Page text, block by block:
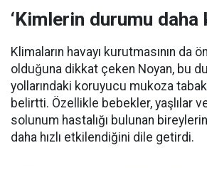
‘Kimlerin durumu daha
Klimaların havayı kurutmasının da
olduğuna dikkat çeken Noyan, bu
yollarındaki koruyucu mukoza
belirtti. Özellikle bebekler, yaşlılar
solunum hastalığı bulunan
daha hızlı etkilendiğini dile getirdi.